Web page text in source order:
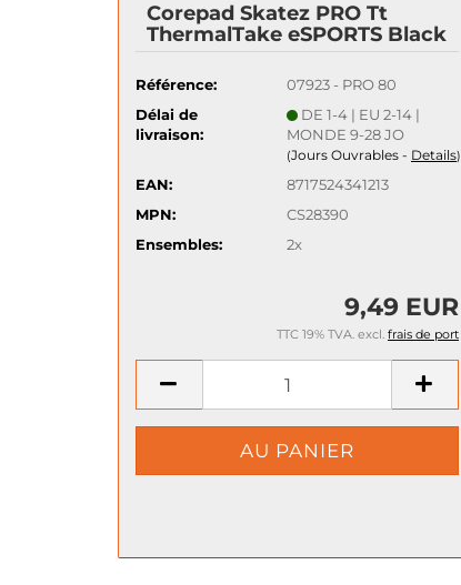
Mot de passe oublié?
Schnelle Anmeldung mit
Corepad Skatez PRO Tt
ThermalTake eSPORTS Black
Référence:
07923 - PRO 80
Délai de
livraison:
DE 1-4 | EU 2-14 |
MONDE 9-28 JO
(Jours Ouvrables - Details)
EAN:
8717524341213
MPN:
CS28390
Ensembles:
2x
9,49 EUR
TTC 19% TVA. excl. frais de port